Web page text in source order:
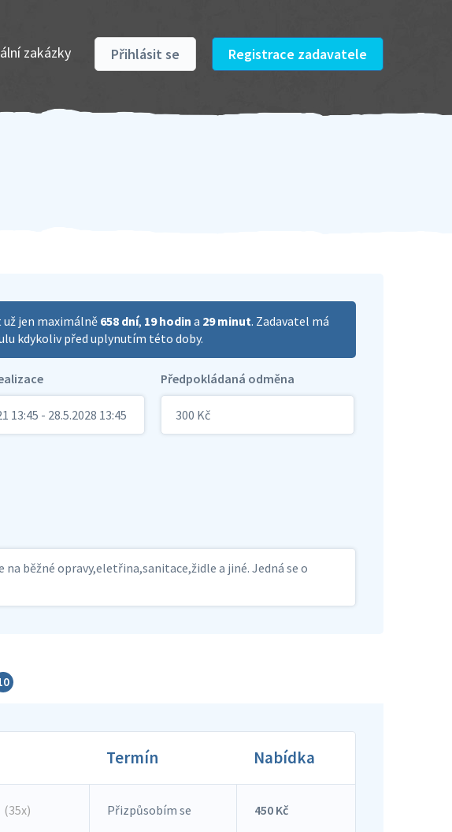
zakázky Přihlásit se Registrace zadavatele
jen maximálně658 dní, 19 hodin a 29 minut. Zadavatel má
kdykoliv před uplynutím této doby.
13:45 - 28.5.2028 13:45
Předpokládaná odměna
300 Kč
běžné opravy,eletřina,sanitace,židle a jiné. Jedná se o
Termín Nabídka
(35x) Přizpůsobím se 450 Kč